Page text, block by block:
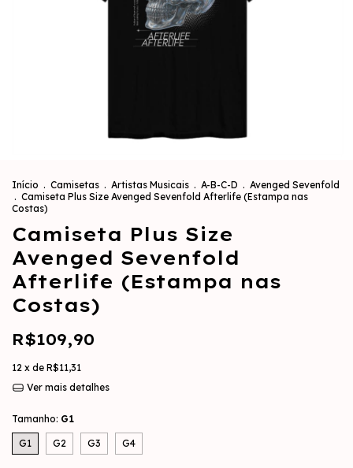
Início . Camisetas . Artistas Musicais . A-B-C-D . Avenged Sevenfold
. Camiseta Plus Size Avenged Sevenfold Afterlife (Estampa nas
Costas)
Camiseta Plus Size
Avenged Sevenfold
Afterlife (Estampa nas
Costas)
R$109,90
12 x de R$11,31
Ver mais detalhes
Tamanho: G1
G1 G2 G3 G4